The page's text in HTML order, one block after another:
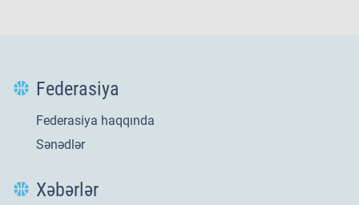
Federasiya
Federasiya haqqında
Sənədlər
Xəbərlər